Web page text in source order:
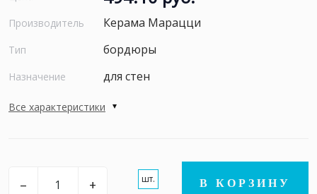
Производитель Керама Марацци
Тип бордюры
Назначение для стен
Все характеристики
– + шт. В КОРЗИНУ